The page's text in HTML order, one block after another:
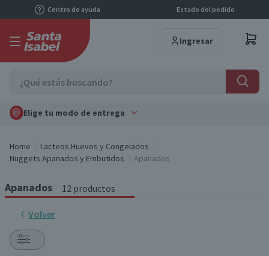
Centro de ayuda Estado del pedido
Ingresar
Elige tu modo de entrega
Home
Lacteos Huevos y Congelados
Nuggets Apanados y Embutidos
Apanados
Apanados 12 productos
Volver